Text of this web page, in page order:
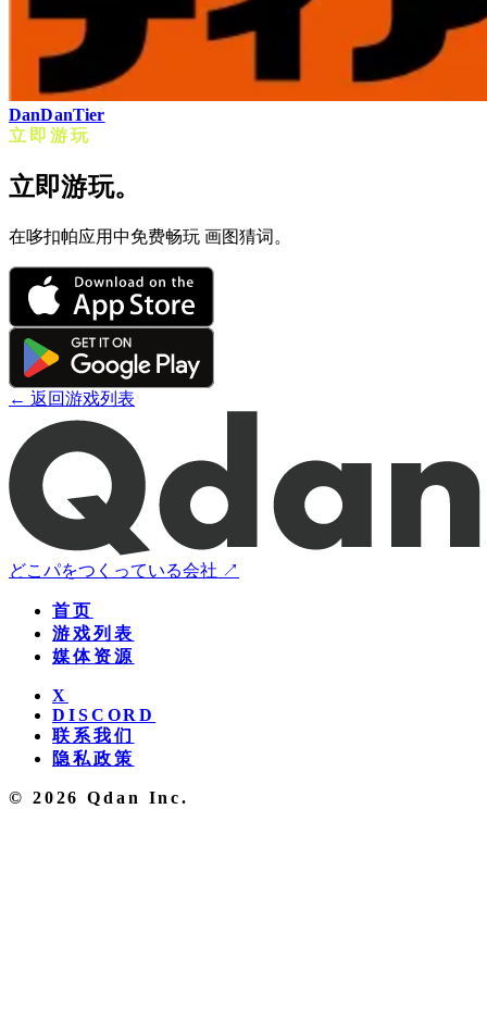
DanDanTier
立即游玩
立即游玩。
在哆扣帕应用中免费畅玩 画图猜词。
← 返回游戏列表
どこパをつくっている会社 ↗
首页
游戏列表
媒体资源
X
DISCORD
联系我们
隐私政策
© 2026 Qdan Inc.